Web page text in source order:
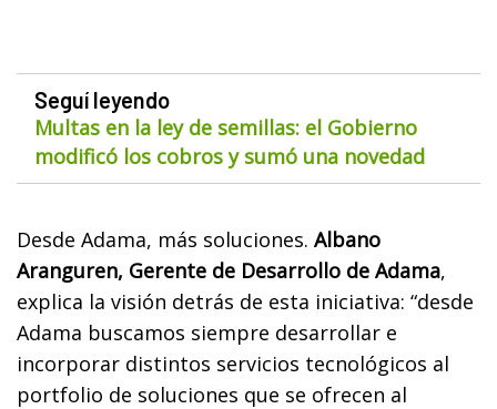
Seguí leyendo
Multas en la ley de semillas: el Gobierno
modificó los cobros y sumó una novedad
Desde Adama, más soluciones. Albano
Aranguren, Gerente de Desarrollo de Adama,
explica la visión detrás de esta iniciativa: “desde
Adama buscamos siempre desarrollar e
incorporar distintos servicios tecnológicos al
portfolio de soluciones que se ofrecen al